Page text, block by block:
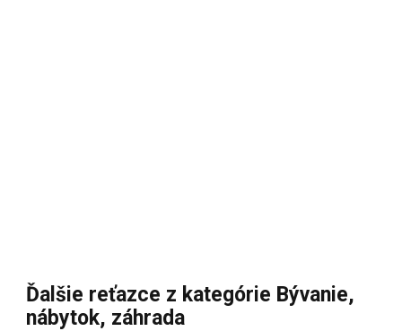
Ďalšie reťazce z kategórie Bývanie,
nábytok, záhrada